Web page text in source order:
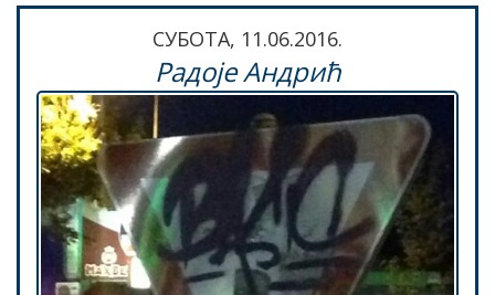
СУБОТА, 11.06.2016.
Радоје Андрић